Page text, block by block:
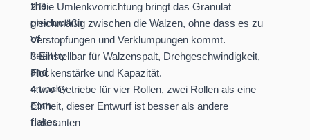
2 Die Umlenkvorrichtung bringt das Granulat
gleichmäßig zwischen die Walzen, ohne dass es zu
Verstopfungen und Verklumpungen kommt.
3 Einstellbar für Walzenspalt, Drehgeschwindigkeit,
Flockenstärke und Kapazität.
4.two Getriebe für vier Rollen, zwei Rollen als eine
Einheit, dieser Entwurf ist besser als andere
Lieferanten